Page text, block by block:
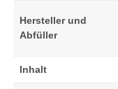
Hersteller und
Abfüller
Inhalt